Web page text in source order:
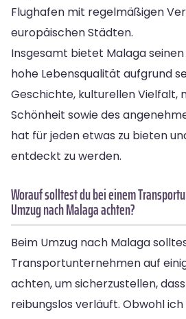
Flughafen mit regelmäßigen
europäischen Städten.
Insgesamt bietet Malaga
hohe Lebensqualität aufgrund
Geschichte, kulturellen Vielfalt,
Schönheit sowie des
hat für jeden etwas zu bieten
entdeckt zu werden.
Worauf solltest du bei einem
Umzug nach Malaga achten?
Beim Umzug nach Malaga
Transportunternehmen auf
achten, um sicherzustellen,
reibungslos verläuft. Obwohl